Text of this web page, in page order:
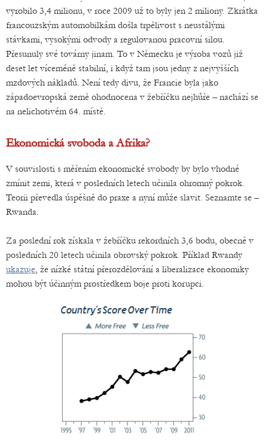
vyrobilo 3,4 milionu, v roce 2009 už to byly jen 2 miliony. Zkrátka
francouzským automobilkám došla trpělivost s neustálými
stávkami, vysokými odvody a regulovanou pracovní silou.
Přesunuly své továrny jinam. To v Německu je výroba vozů již
deset let víceméně stabilní, i když tam jsou jedny z nejvyšších
mzdových nákladů. Není tedy divu, že Francie byla jako
západoevropská země ohodnocena v žebříčku nejhůře – nachází se
na nelichotivém 64. místě.
Ekonomická svoboda a Afrika?
V souvislosti s měřením ekonomické svobody by bylo vhodné
zmínit zemi, která v posledních letech učinila ohromný pokrok.
Teorii převedla úspěšně do praxe a nyní může slavit. Seznamte se –
Rwanda.
Za poslední rok získala v žebříčku rekordních 3,6 bodu, obecně v
posledních 20 letech učinila obrovský pokrok. Příklad Rwandy
ukazuje, že nízké státní přerozdělování a liberalizace ekonomiky
mohou být účinným prostředkem boje proti korupci.